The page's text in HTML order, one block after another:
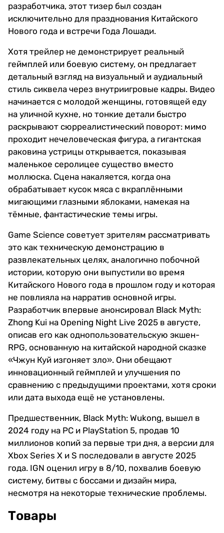
разработчика, этот тизер был создан
исключительно для празднования Китайского
Нового года и встречи Года Лошади.
Хотя трейлер не демонстрирует реальный
геймплей или боевую систему, он предлагает
детальный взгляд на визуальный и аудиальный
стиль сиквела через внутриигровые кадры. Видео
начинается с молодой женщины, готовящей еду
на уличной кухне, но тонкие детали быстро
раскрывают сюрреалистический поворот: мимо
проходит нечеловеческая фигура, а гигантская
раковина устрицы открывается, показывая
маленькое серолицее существо вместо
моллюска. Сцена накаляется, когда она
обрабатывает кусок мяса с вкраплёнными
мигающими глазными яблоками, намекая на
тёмные, фантастические темы игры.
Game Science советует зрителям рассматривать
это как техническую демонстрацию в
развлекательных целях, аналогично побочной
истории, которую они выпустили во время
Китайского Нового года в прошлом году и которая
не повлияла на нарратив основной игры.
Разработчик впервые анонсировал Black Myth:
Zhong Kui на Opening Night Live 2025 в августе,
описав его как однопользовательскую экшен-
RPG, основанную на китайской народной сказке
«Чжун Куй изгоняет зло». Они обещают
инновационный геймплей и улучшения по
сравнению с предыдущими проектами, хотя сроки
или дата выхода ещё не установлены.
Предшественник, Black Myth: Wukong, вышел в
2024 году на PC и PlayStation 5, продав 10
миллионов копий за первые три дня, а версии для
Xbox Series X и S последовали в августе 2025
года. IGN оценил игру в 8/10, похвалив боевую
систему, битвы с боссами и дизайн мира,
несмотря на некоторые технические проблемы.
Товары